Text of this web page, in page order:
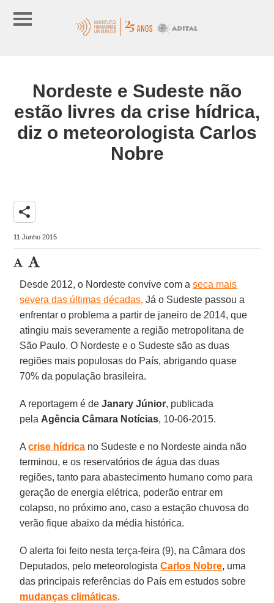
Nordeste e Sudeste não
estão livres da crise hídrica,
diz o meteorologista Carlos
Nobre
share
11 Junho 2015
Desde 2012, o Nordeste convive com aseca mais
severa das últimas décadas. Já o Sudeste passou a
enfrentar o problema a partir de janeiro de 2014, que
atingiu mais severamente a região metropolitana de
São Paulo. O Nordeste e o Sudeste são as duas
regiões mais populosas do País, abrigando quase
70% da população brasileira.
A reportagem é deJanary Júnior, publicada
pela Agência Câmara Notícias, 10-06-2015.
Acrise hídrica no Sudeste e no Nordeste ainda não
terminou, e os reservatórios de água das duas
regiões, tanto para abastecimento humano como para
geração de energia elétrica, poderão entrar em
colapso, no próximo ano, caso a estação chuvosa do
verão fique abaixo da média histórica.
O alerta foi feito nesta terça-feira (9), na Câmara dos
Deputados, pelo meteorologistaCarlos Nobre, uma
das principais referências do País em estudos sobre
mudanças climáticas.